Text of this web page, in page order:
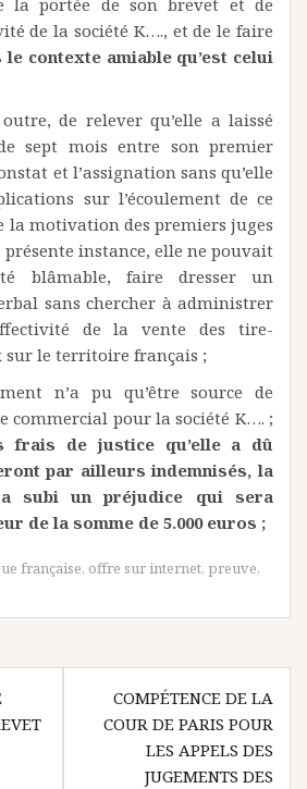
la portée de son brevet et de
de la société K…., et de le faire
contexte amiable qu’est celui
de relever qu’elle a laissé
sept mois entre son premier
et l’assignation sans qu’elle
sur l’écoulement de ce
la motivation des premiers juges
présente instance, elle ne pouvait
blâmable, faire dresser un
sans chercher à administrer
de la vente des tire-
le territoire français ;
n’a pu qu’être source de
commercial pour la société K…. ;
frais de justice qu’elle a dû
par ailleurs indemnisés, la
subi un préjudice qui sera
de la somme de 5.000 euros ;
française, offre sur internet, preuve,
COMPÉTENCE DE LA
COUR DE PARIS POUR
LES APPELS DES
JUGEMENTS DES